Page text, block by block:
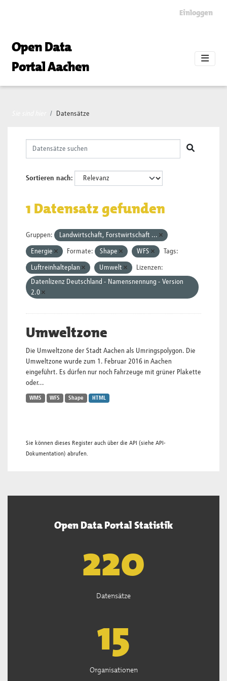
Einloggen
Open Data
Portal Aachen
Datensätze
Sortieren nach
1 Datensatz gefunden
Gruppen: Landwirtschaft, Forstwirtschaft ...
Energie Formate: Shape WFS Tags:
Luftreinhalteplan Umwelt
Lizenzen:
Datenlizenz Deutschland - Namensnennung - Version
2.0
Umweltzone
Die Umweltzone der Stadt Aachen als Umringspolygon. Die
Umweltzone wurde zum 1. Februar 2016 in Aachen
eingeführt. Es dürfen nur noch Fahrzeuge mit grüner Plakette
oder...
WMS WFS Shape HTML
Sie können dieses Register auch über die API (siehe API-
Dokumentation) abrufen.
Open Data Portal Statistik
222
Datensätze
15
Organisationen